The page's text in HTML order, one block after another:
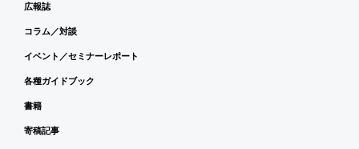
広報誌
コラム／対談
イベント／セミナーレポート
各種ガイドブック
書籍
寄稿記事